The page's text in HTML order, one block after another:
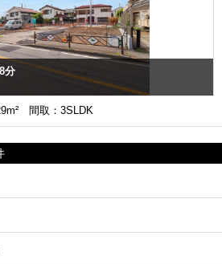
分
間取：3SLDK